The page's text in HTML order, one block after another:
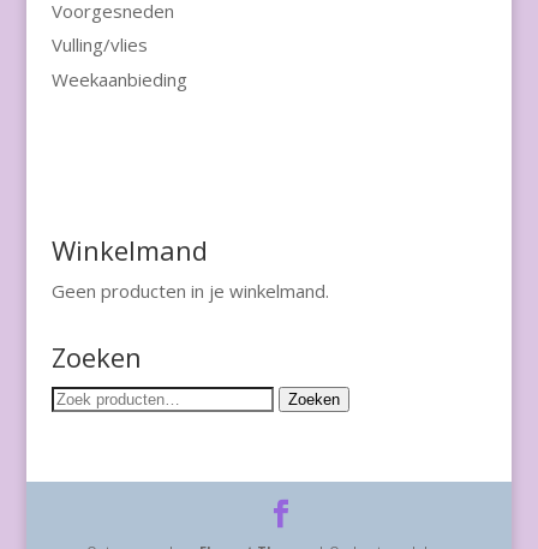
Voorgesneden
Vulling/vlies
Weekaanbieding
Winkelmand
Geen producten in je winkelmand.
Zoeken
Zoeken
Zoeken